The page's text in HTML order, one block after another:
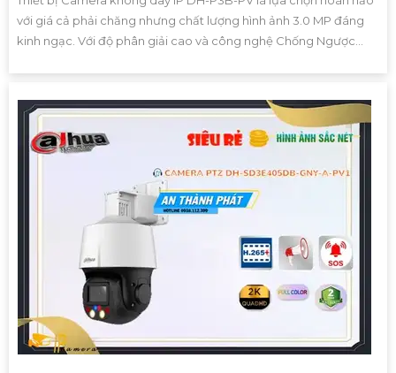
với giá cả phải chăng nhưng chất lượng hình ảnh 3.0 MP đáng
kinh ngạc. Với độ phân giải cao và công nghệ Chống Ngược...